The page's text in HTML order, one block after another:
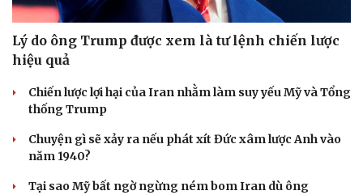
Lý do ông Trump được xem là tư lệnh chiến lược
hiệu quả
Chiến lược lợi hại của Iran nhằm làm suy yếu Mỹ và Tổng
thống Trump
Chuyện gì sẽ xảy ra nếu phát xít Đức xâm lược Anh vào
năm 1940?
Tại sao Mỹ bất ngờ ngừng ném bom Iran dù ông